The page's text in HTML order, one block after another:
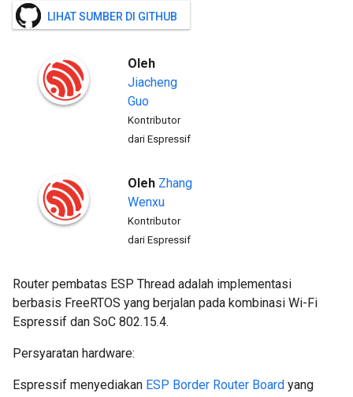
LIHAT SUMBER DI GITHUB
Oleh
Jiacheng
Guo
Kontributor
dari Espressif
Oleh Zhang
Wenxu
Kontributor
dari Espressif
Router pembatas ESP Thread adalah implementasi
berbasis FreeRTOS yang berjalan pada kombinasi Wi-Fi
Espressif dan SoC 802.15.4.
Persyaratan hardware:
Espressif menyediakan ESP Border Router Board yang